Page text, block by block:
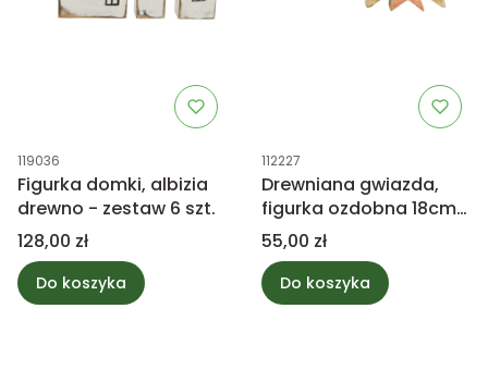
Kod produktu
119036
Figurka domki, albizia
drewno - zestaw 6 szt.
Cena
128,00 zł
Do koszyka
Kod produktu
112227
Drewniana gwiazda,
figurka ozdobna 18cm
mix
Cena
55,00 zł
Do koszyka